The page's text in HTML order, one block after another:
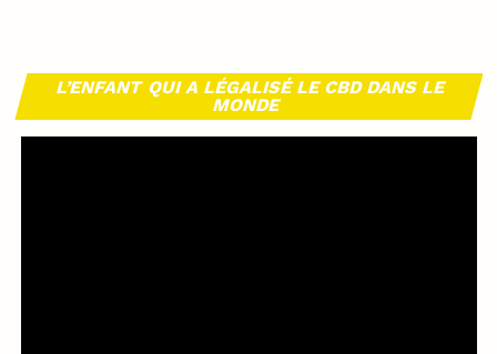
L’ENFANT QUI A LÉGALISÉ LE CBD DANS LE
MONDE